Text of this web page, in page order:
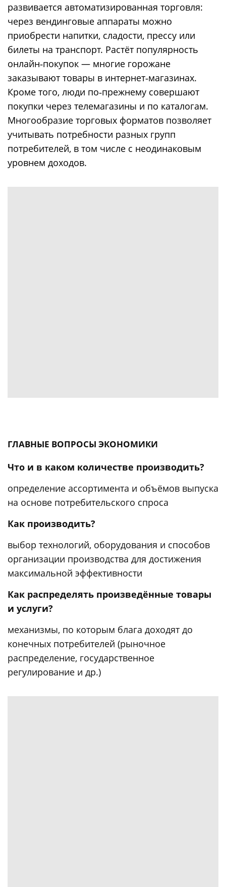
развивается автоматизированная торговля:
через вендинговые аппараты можно
приобрести напитки, сладости, прессу или
билеты на транспорт. Растёт популярность
онлайн‑покупок — многие горожане
заказывают товары в интернет‑магазинах.
Кроме того, люди по‑прежнему совершают
покупки через телемагазины и по каталогам.
Многообразие торговых форматов позволяет
учитывать потребности разных групп
потребителей, в том числе с неодинаковым
уровнем доходов.
ГЛАВНЫЕ ВОПРОСЫ ЭКОНОМИКИ
Что и в каком количестве производить?
определение ассортимента и объёмов выпуска
на основе потребительского спроса
Как производить?
выбор технологий, оборудования и способов
организации производства для достижения
максимальной эффективности
Как распределять произведённые товары
и услуги?
механизмы, по которым блага доходят до
конечных потребителей (рыночное
распределение, государственное
регулирование и др.)